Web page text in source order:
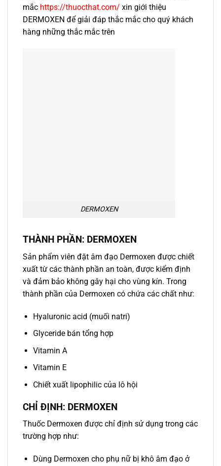
mắc https://thuocthat.com/ xin giới thiệu
DERMOXEN để giải đáp thắc mắc cho quý khách
hàng những thắc mắc trên
DERMOXEN
THÀNH PHẦN: DERMOXEN
Sản phẩm viên đặt âm đạo Dermoxen được chiết
xuất từ các thành phần an toàn, được kiểm định
và đảm bảo không gây hại cho vùng kín. Trong
thành phần của Dermoxen có chứa các chất như:
Hyaluronic acid (muối natri)
Glyceride bán tổng hợp
Vitamin A
Vitamin E
Chiết xuất lipophilic của lô hội
CHỈ ĐỊNH: DERMOXEN
Thuốc Dermoxen được chỉ định sử dụng trong các
trường hợp như:
Dùng Dermoxen cho phụ nữ bị khô âm đạo ở